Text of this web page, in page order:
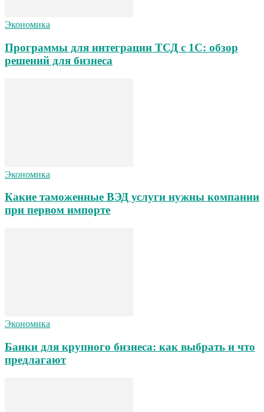
Экономика
Программы для интеграции ТСД с 1С: обзор
решений для бизнеса
Экономика
Какие таможенные ВЭД услуги нужны компании
при первом импорте
Экономика
Банки для крупного бизнеса: как выбрать и что
предлагают